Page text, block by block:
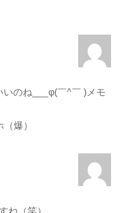
いのね___φ(￣^￣ )メモ
爆）
ね（笑）